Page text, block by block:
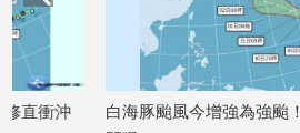
理
消
費
健
白海豚颱風今增強為強颱！影響台灣時